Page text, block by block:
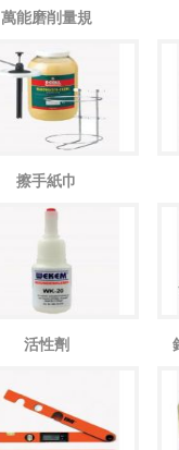
萬能磨削量規
擦手紙巾
活性劑